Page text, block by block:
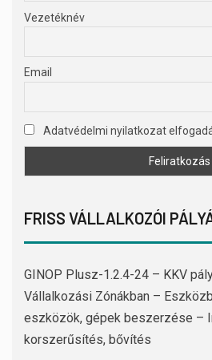
Vezetéknév
Email
Adatvédelmi nyilatkozat
FRISS VÁLLALKOZÓI
GINOP Plusz-1.2.4-24 – KKV
Vállalkozási Zónákban –
eszközök, gépek beszerzése –
korszerűsítés, bővítés